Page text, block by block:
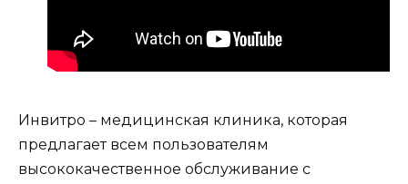
Инвитро – медицинская клиника, которая
предлагает всем пользователям
высококачественное обслуживание с